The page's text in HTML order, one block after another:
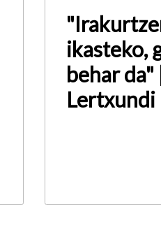
ikasteko,
behar da"
Lertxundi